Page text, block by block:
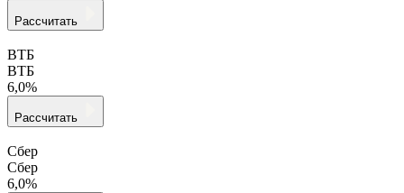
Рассчитать
ВТБ
ВТБ
6,0%
Рассчитать
Сбер
Сбер
6,0%